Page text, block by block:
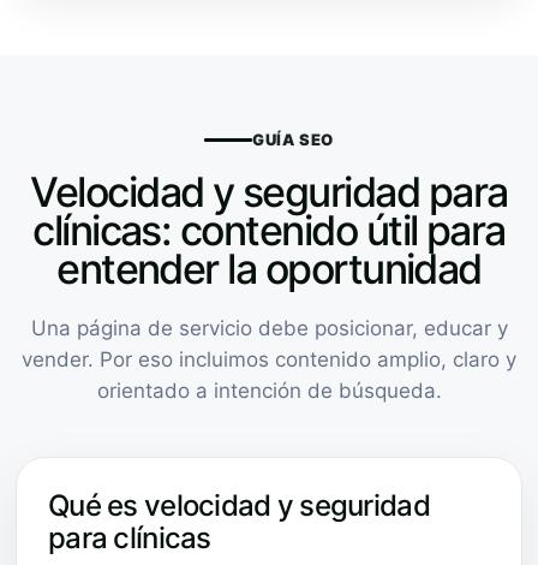
GUÍA SEO
Velocidad y seguridad para
clínicas: contenido útil para
entender la oportunidad
Una página de servicio debe posicionar, educar y
vender. Por eso incluimos contenido amplio, claro y
orientado a intención de búsqueda.
Qué es velocidad y seguridad
para clínicas